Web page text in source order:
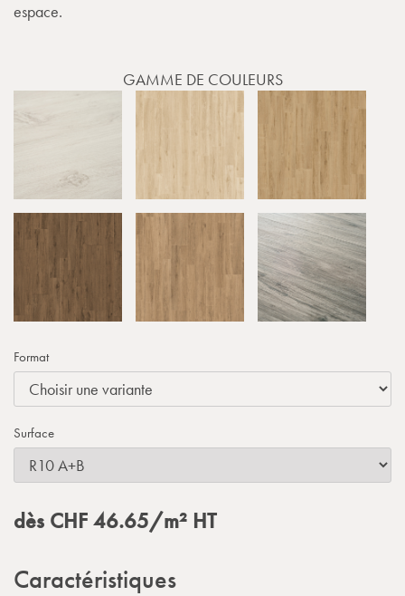
espace.
GAMME DE COULEURS
Format
Surface
dès CHF46.65/m² HT
Caractéristiques